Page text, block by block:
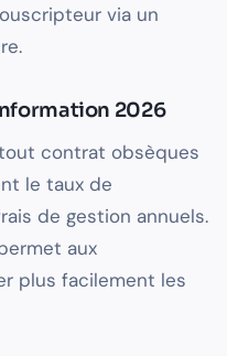
via un
2026
contrat obsèques
le taux de
de gestion annuels.
aux
plus facilement les